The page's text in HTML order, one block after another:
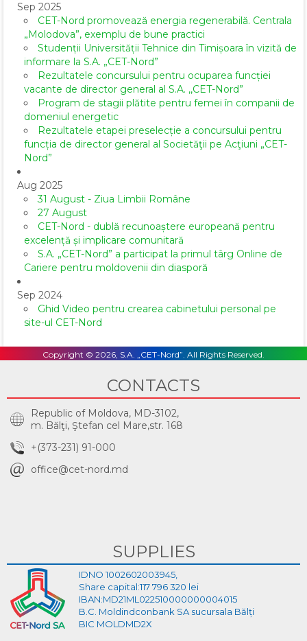
Sep 2025
CET-Nord promovează energia regenerabilă. Centrala
„Molodova”, exemplu de bune practici
Studenții Universității Tehnice din Timișoara în vizită de
informare la S.A. „CET-Nord”
Rezultatele concursului pentru ocuparea funcției
vacante de director general al S.A. ,,CET-Nord”
Program de stagii plătite pentru femei în companii de
domeniul energetic
Rezultatele etapei preselecție a concursului pentru
funcția de director general al Societăţii pe Acţiuni „CET-
Nord”
Aug 2025
31 August - Ziua Limbii Române
27 August
CET-Nord - dublă recunoaștere europeană pentru
excelență și implicare comunitară
S.A. „CET-Nord” a participat la primul târg Online de
Cariere pentru moldovenii din diasporă
Sep 2024
Ghid Video pentru crearea cabinetului personal pe
site-ul CET-Nord
Copyright © 2026, S.A. „CET-Nord”. All Rights Reserved.
CONTACTS
Republic of Moldova, MD-3102,
m. Bălţi, Ştefan cel Mare,str. 168
+(373-231) 91-000
office@cet-nord.md
SUPPLIES
IDNO 1002602003945,
Share capital:117 796 320 lei
IBAN:MD21ML022510000000004015
B.C. Moldindconbank SA sucursala Bălți
BIC MOLDMD2X